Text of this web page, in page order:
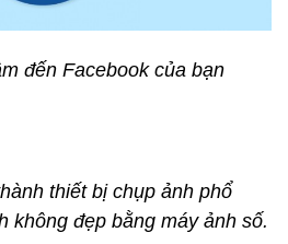
đến Facebook của bạn
thiết bị chụp ảnh phổ
không đẹp bằng máy ảnh số.